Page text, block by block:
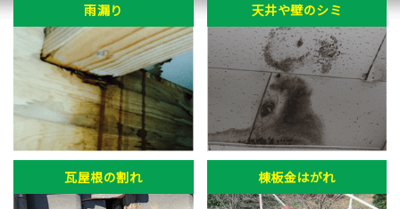
雨漏り 天井や壁のシミ
瓦屋根の割れ 棟板金はがれ